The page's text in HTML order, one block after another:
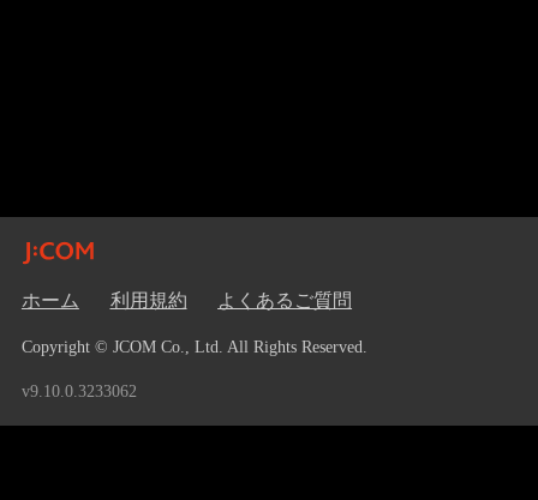
ホーム 利用規約 よくあるご質問
Copyright © JCOM Co., Ltd. All Rights Reserved.
v9.10.0.3233062